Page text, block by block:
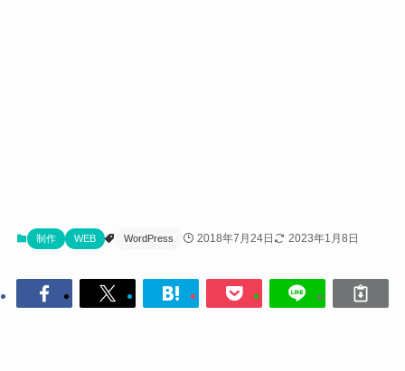
制作 WEB WordPress 2018年7月24日 2023年1月8日